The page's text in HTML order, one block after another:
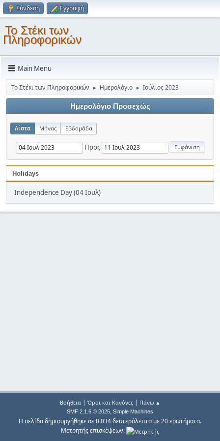
Σύνδεση Εγγραφή
Το Στέκι των
Πληροφορικών
Main Menu
Το Στέκι των Πληροφορικών ► Ημερολόγιο ► Ιούλιος 2023
Ημερολόγιο Προσεχώς
Λίστα Μήνας Εβδομάδα
Προς
Holidays
Independence Day (04 Ιουλ)
Βοήθεια| Όροι και Κανόνες| Πάνω ▲
SMF 2.1.6 © 2025, Simple Machines
Η σελίδα δημιουργήθηκε σε 0.034 δευτερόλεπτα με 20 ερωτήματα.
Μετρητής επισκέψεων: